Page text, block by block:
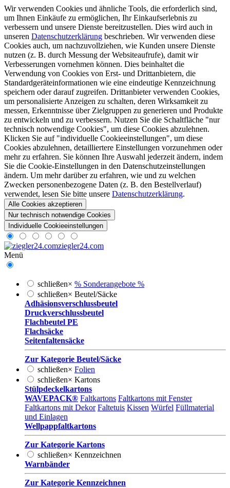
Wir verwenden Cookies und ähnliche Tools, die erforderlich sind,
um Ihnen Einkäufe zu ermöglichen, Ihr Einkaufserlebnis zu
verbessern und unsere Dienste bereitzustellen. Dies wird auch in
unseren Datenschutzerklärung beschrieben. Wir verwenden diese
Cookies auch, um nachzuvollziehen, wie Kunden unsere Dienste
nutzen (z. B. durch Messung der Websiteaufrufe), damit wir
Verbesserungen vornehmen können. Dies beinhaltet die
Verwendung von Cookies von Erst- und Drittanbietern, die
Standardgeräteinformationen wie eine eindeutige Kennzeichnung
speichern oder darauf zugreifen. Drittanbieter verwenden Cookies,
um personalisierte Anzeigen zu schalten, deren Wirksamkeit zu
messen, Erkenntnisse über Zielgruppen zu generieren und Produkte
zu entwickeln und zu verbessern. Nutzen Sie die Schaltfläche "nur
technisch notwendige Cookies", um diese Cookies abzulehnen.
Klicken Sie auf "individuelle Cookieeinstellungen", um diese
Cookies abzulehnen, detailliertere Einstellungen vorzunehmen oder
mehr zu erfahren. Sie können Ihre Auswahl jederzeit ändern, indem
Sie die Cookie-Einstellungen in den Datenschutzeinstellungen
ändern. Um mehr darüber zu erfahren, wie und zu welchen
Zwecken personenbezogene Daten (z. B. den Bestellverlauf)
verwendet, lesen Sie bitte unsere Datenschutzerklärung.
Alle Cookies akzeptieren
Nur technisch notwendige Cookies
Individuelle Cookieeinstellungen
ziegler24.com
Menü
schließen× % Sonderangebote %
schließen× Beutel/Säcke
Adhäsionsverschlussbeutel
Druckverschlussbeutel
Flachbeutel PE
Flachsäcke
Seitenfaltensäcke
Zur Kategorie Beutel/Säcke
schließen× Folien
schließen× Kartons
Stülpdeckelkartons
WAVEPACK® Faltkartons Faltkartons mit Fenster
Faltkartons mit Dekor Faltetuis Kissen Würfel Füllmaterial
und Einlagen
Wellpappfaltkartons
Zur Kategorie Kartons
schließen× Kennzeichnen
Warnbänder
Zur Kategorie Kennzeichnen